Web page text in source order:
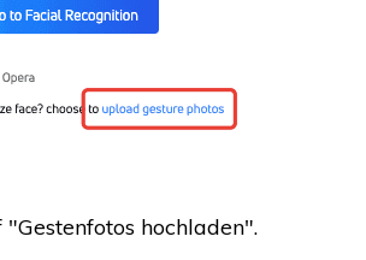
hochladen".